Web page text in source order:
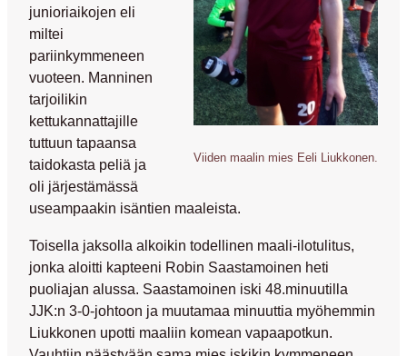
Viiden maalin mies Eeli Liukkonen.
junioriaikojen eli
miltei
pariinkymmeneen
vuoteen. Manninen
tarjoilikin
kettukannattajille
tuttuun tapaansa
taidokasta peliä ja
oli järjestämässä
useampaakin isäntien maaleista.
Toisella jaksolla alkoikin todellinen maali-ilotulitus,
jonka aloitti kapteeni Robin Saastamoinen heti
puoliajan alussa. Saastamoinen iski 48.minuutilla
JJK:n 3-0-johtoon ja muutamaa minuuttia myöhemmin
Liukkonen upotti maaliin komean vapaapotkun.